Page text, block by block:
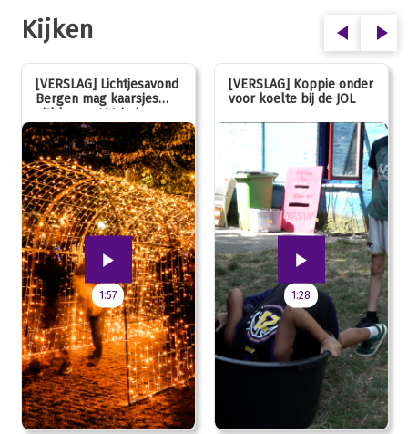
Kijken
[VERSLAG] Lichtjesavond
Bergen mag kaarsjes
uitblazen: 100 jarig
jubileum!
1:57
[VERSLAG] Koppie onder
voor koelte bij de JOL
1:28